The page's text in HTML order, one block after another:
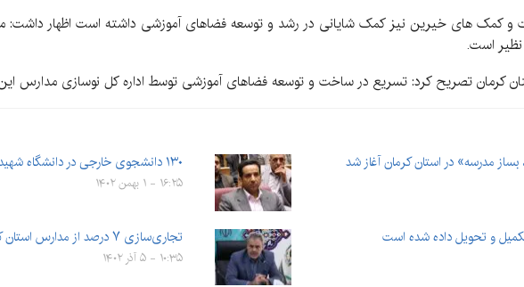
است.
کرمان تصریح کرد: تسریع در ساخت و توسعه فضاهای آموزشی توسط اداره کل نوسازی مدارس
مدرسه» در استان کرمان آغاز شد ۱۳۰ دانشجوی خارجی در دانشگاه شهید باهنر کرمان تحصیل می‌کنند
۱۶:۲۵ - ۱ بهمن ۱۴۰۲
تجاری‌سازی ۷ درصد از مدارس استان کرمان در دستور کار است
۱۰:۳۵ - ۵ آذر ۱۴۰۲